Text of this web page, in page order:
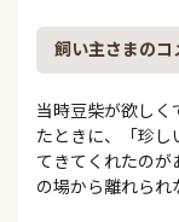
飼い主さまのコ
当時豆柴が欲し
たときに、「珍
てきてくれたのが
の場から離れられ